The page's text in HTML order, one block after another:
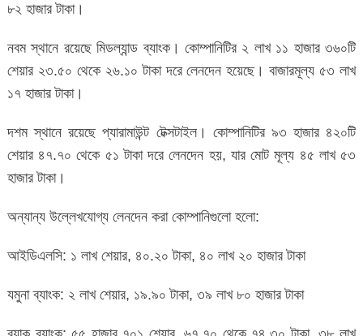
৮২ হাজার টাকা।
নবম স্থানে রয়েছে মিডল্যান্ড ব্যাংক। কোম্পানিটির ২ লাখ ১১ হাজার ৩৬০টি
শেয়ার ২৩.৫০ থেকে ২৬.১০ টাকা দরে লেনদেন হয়েছে। বাজারমূল্য ৫৩ লাখ
১৭ হাজার টাকা।
দশম স্থানে রয়েছে প্যারামাউন্ট টেক্সটাইল। কোম্পানিটির ৯৩ হাজার ৪২০টি
শেয়ার ৪৭.৭০ থেকে ৫১ টাকা দরে লেনদেন হয়, যার মোট মূল্য ৪৫ লাখ ৫৩
হাজার টাকা।
অন্যান্য উল্লেখযোগ্য লেনদেন করা কোম্পানিগুলো হলো:
আইডিএলসি: ১ লাখ শেয়ার, ৪০.২০ টাকা, ৪০ লাখ ২০ হাজার টাকা
যমুনা ব্যাংক: ২ লাখ শেয়ার, ১৯.৯০ টাকা, ৩৯ লাখ ৮০ হাজার টাকা